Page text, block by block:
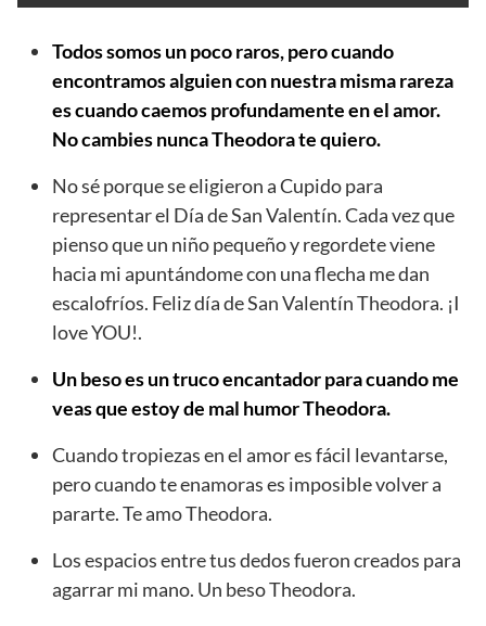
Todos somos un poco raros, pero cuando
encontramos alguien con nuestra misma rareza
es cuando caemos profundamente en el amor.
No cambies nunca Theodora te quiero.
No sé porque se eligieron a Cupido para
representar el Día de San Valentín. Cada vez que
pienso que un niño pequeño y regordete viene
hacia mi apuntándome con una flecha me dan
escalofríos. Feliz día de San Valentín Theodora. ¡I
love YOU!.
Un beso es un truco encantador para cuando me
veas que estoy de mal humor Theodora.
Cuando tropiezas en el amor es fácil levantarse,
pero cuando te enamoras es imposible volver a
pararte. Te amo Theodora.
Los espacios entre tus dedos fueron creados para
agarrar mi mano. Un beso Theodora.